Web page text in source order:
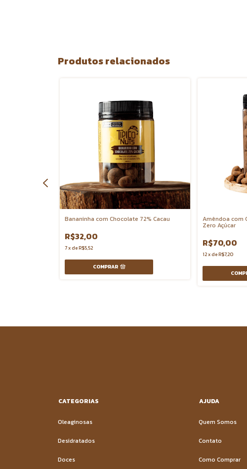
Produtos relacionados
Bananinha com Chocolate 72% Cacau
R$32,00
7xdeR$5,52
COMPRAR
Amêndoa com
Zero Açúcar
R$70,00
12xdeR$7,20
CATEGORIAS
Oleaginosas
Desidratados
Doces
AJUDA
Quem Somos
Contato
Como Comprar